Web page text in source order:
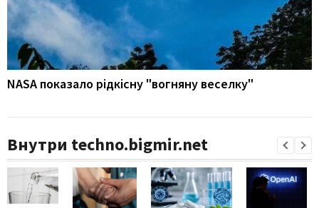
NASA показало рідкісну "вогняну веселку"
Внутри techno.bigmir.net